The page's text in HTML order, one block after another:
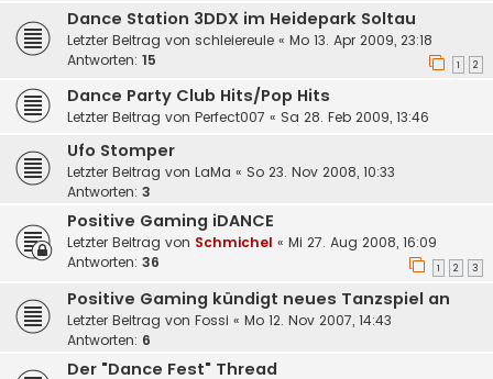
Dance Station 3DDX im Heidepark Soltau
Letzter Beitrag von schleiereule « Mo 13. Apr 2009, 23:18
Antworten: 15 1 2
Dance Party Club Hits/Pop Hits
Letzter Beitrag von Perfect007 « Sa 28. Feb 2009, 13:46
Ufo Stomper
Letzter Beitrag von LaMa « So 23. Nov 2008, 10:33
Antworten: 3
Positive Gaming iDANCE
Letzter Beitrag von Schmichel « Mi 27. Aug 2008, 16:09
Antworten: 36 1 2 3
Positive Gaming kündigt neues Tanzspiel an
Letzter Beitrag von Fossi « Mo 12. Nov 2007, 14:43
Antworten: 6
Der "Dance Fest" Thread